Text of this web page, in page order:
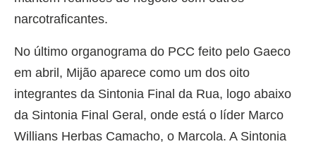
narcotraficantes.
No último organograma do PCC feito pelo Gaeco
em abril, Mijão aparece como um dos oito
integrantes da Sintonia Final da Rua, logo abaixo
da Sintonia Final Geral, onde está o líder Marco
Willians Herbas Camacho, o Marcola. A Sintonia